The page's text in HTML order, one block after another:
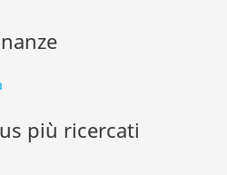
più ricercati